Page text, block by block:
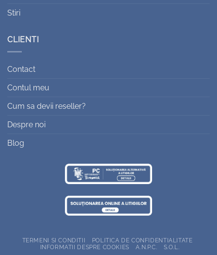
Stiri
CLIENTI
Contact
Contul meu
Cum sa devii reseller?
Despre noi
Blog
TERMENI SI CONDITII
POLITICA DE CONFIDENTIALITATE
INFORMATII DESPRE COOKIES
A.N.P.C. S.O.L.